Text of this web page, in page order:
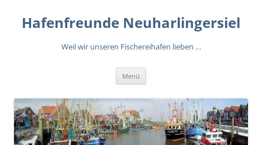
springen
Hafenfreunde Neuharlingersiel
Weil wir unseren Fischereihafen lieben …
Menü